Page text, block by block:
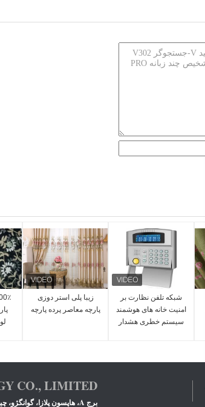
زیبا پلی استر دوزی
پارچه معاصر پرده پارچه
شبکه تلفن نظارت بر
امنیت خانه های هوشمند
سیستم خطری هشدار
CO., LIMITED
برج A، هاپسون پلازا، گوانگژو، چین